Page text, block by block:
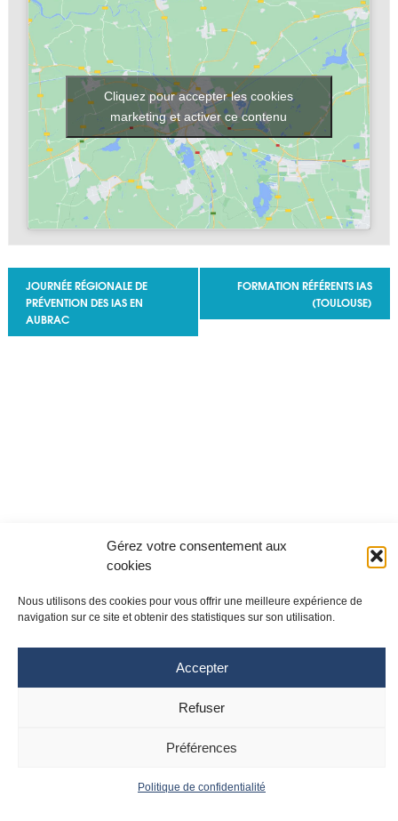
Gérez votre consentement aux
cookies
Nous utilisons des cookies pour vous offrir une meilleure expérience de
navigation sur ce site et obtenir des statistiques sur son utilisation.
Accepter
Refuser
Préférences
Politique de confidentialité
Cliquez pour accepter les cookies
marketing et activer ce contenu
Navigation Évènement
JOURNÉE RÉGIONALE DE
PRÉVENTION DES IAS EN
AUBRAC
FORMATION RÉFÉRENTS IAS
(TOULOUSE)
Site Toulouse Site Montpellier
Tél : 04 67 33 74 69
montpellier.fr